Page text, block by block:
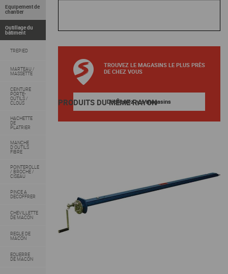
Equipement de
chantier
Outillage du
bâtiment
TREPIED
MARTEAU /
MASSETTE
CEINTURE
PORTE-
OUTILS /
CLOUS
HACHETTE
DE
PLATRIER
MANCHE
D'OUTILS
FIBRE
POINTEROLLE
/ BROCHE /
CISEAU
PINCE A
DECOFFRER
CHEVILLETTE
DE MACON
REGLE DE
MACON
EQUERRE
DE MACON
TROUVEZ LE MAGASINS LE PLUS PRÈS
DE CHEZ VOUS
Découvrez nos magasins
PRODUITS DU MÊME RAYON